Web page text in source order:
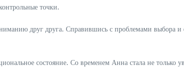
точки.
друг друга. Справившись с проблемами выбора и
состояние. Со временем Анна стала не